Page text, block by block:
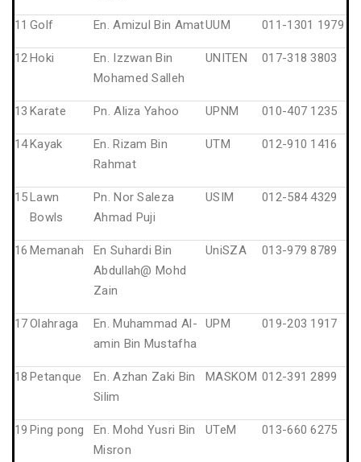
11 Golf En. Amizul Bin AmatUUM 011-1301 1979
12Hoki
En. Izzwan Bin
Mohamed Salleh
UNITEN 017-318 3803
13 Karate Pn. Aliza Yahoo UPNM 010-407 1235
14Kayak
En. Rizam Bin
Rahmat
UTM 012-910 1416
15Lawn
Bowls
Pn. Nor Saleza
Ahmad Puji
USIM 012-584 4329
16 Memanah
En Suhardi Bin
Abdullah@ Mohd
Zain
UniSZA 013-979 8789
17Olahraga
En. Muhammad Al-
amin Bin Mustafha
UPM 019-203 1917
18 Petanque
En. Azhan Zaki Bin
Silim
MASKOM 012-391 2899
19 Ping pong
En. Mohd Yusri Bin
Misron
UTeM 013-660 6275